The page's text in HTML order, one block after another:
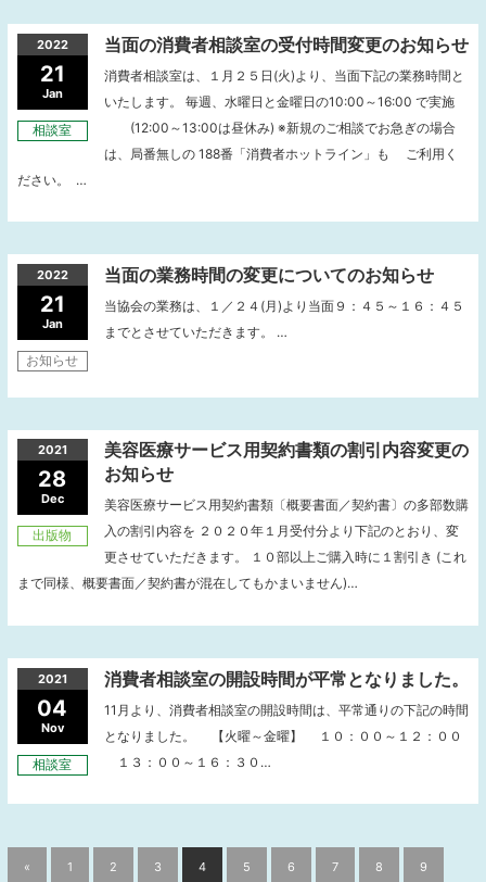
2022
21
Jan
相談室
当面の消費者相談室の受付時間変更のお知らせ
消費者相談室は、１月２５日(火)より、当面下記の業務時間と
いたします。 毎週、水曜日と金曜日の10:00～16:00 で実施
(12:00～13:00は昼休み) ※新規のご相談でお急ぎの場合
は、局番無しの 188番「消費者ホットライン」も ご利用く
ださい。 …
2022
21
Jan
お知らせ
当面の業務時間の変更についてのお知らせ
当協会の業務は、１／２４(月)より当面９：４５～１６：４５
までとさせていただきます。 …
2021
28
Dec
出版物
美容医療サービス用契約書類の割引内容変更の
お知らせ
美容医療サービス用契約書類〔概要書面／契約書〕の多部数購
入の割引内容を ２０２０年１月受付分より下記のとおり、変
更させていただきます。 １０部以上ご購入時に１割引き (これ
まで同様、概要書面／契約書が混在してもかまいません)…
2021
04
Nov
相談室
消費者相談室の開設時間が平常となりました。
11月より、消費者相談室の開設時間は、平常通りの下記の時間
となりました。 【火曜～金曜】 １０：００～１２：００
１３：００～１６：３０…
« 1 2 3 4 5 6 7 8 9